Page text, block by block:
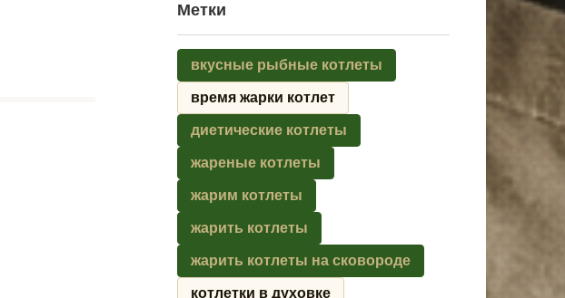
Метки
вкусные рыбные котлеты
время жарки котлет
диетические котлеты
жареные котлеты
жарим котлеты
жарить котлеты
жарить котлеты на сковороде
котлетки в духовке